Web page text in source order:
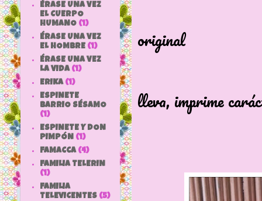
original
y con
lleva, imprime
sin
ÉRASE UNA VEZ
EL CUERPO
HUMANO (1)
ÉRASE UNA VEZ
EL HOMBRE (1)
ÉRASE UNA VEZ
LA VIDA (1)
ERIKA (1)
ESPINETE
BARRIO SÉSAMO
(1)
ESPINETE Y DON
PIMPÓN (1)
FAMACCA (4)
FAMILIA TELERIN
(1)
FAMILIA
TELEVICENTES (5)